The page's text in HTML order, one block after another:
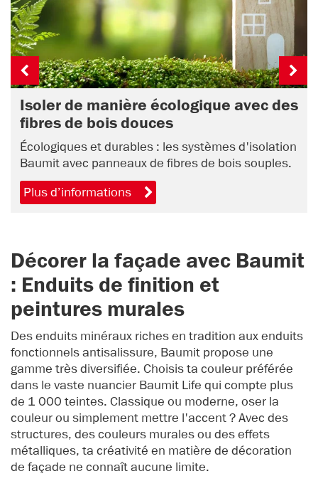
Isoler de manière écologique avec des
fibres de bois douces
Écologiques et durables : les systèmes d'isolation
Baumit avec panneaux de fibres de bois souples.
Plus d’informations
Décorer la façade avec Baumit
: Enduits de finition et
peintures murales
Des enduits minéraux riches en tradition aux enduits
fonctionnels antisalissure, Baumit propose une
gamme très diversifiée. Choisis ta couleur préférée
dans le vaste nuancier Baumit Life qui compte plus
de 1 000 teintes. Classique ou moderne, oser la
couleur ou simplement mettre l'accent ? Avec des
structures, des couleurs murales ou des effets
métalliques, ta créativité en matière de décoration
de façade ne connaît aucune limite.